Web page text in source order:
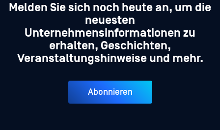
Melden Sie sich noch heute an, um die
neuesten
Unternehmensinformationen zu
erhalten, Geschichten,
Veranstaltungshinweise und mehr.
Abonnieren